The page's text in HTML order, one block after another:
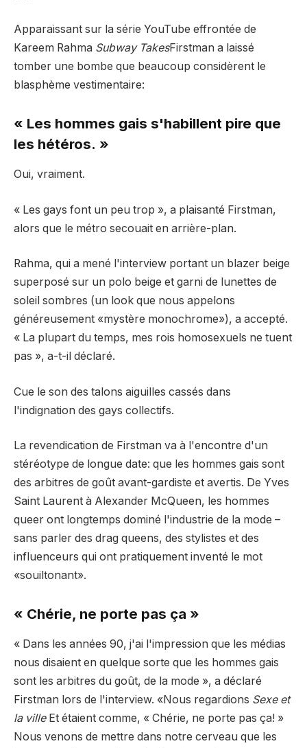
Apparaissant sur la série YouTube effrontée de
Kareem Rahma Subway TakesFirstman a laissé
tomber une bombe que beaucoup considèrent le
blasphème vestimentaire:
« Les hommes gais s'habillent pire que
les hétéros. »
Oui, vraiment.
« Les gays font un peu trop », a plaisanté Firstman,
alors que le métro secouait en arrière-plan.
Rahma, qui a mené l'interview portant un blazer beige
superposé sur un polo beige et garni de lunettes de
soleil sombres (un look que nous appelons
généreusement «mystère monochrome»), a accepté.
« La plupart du temps, mes rois homosexuels ne tuent
pas », a-t-il déclaré.
Cue le son des talons aiguilles cassés dans
l'indignation des gays collectifs.
La revendication de Firstman va à l'encontre d'un
stéréotype de longue date: que les hommes gais sont
des arbitres de goût avant-gardiste et avertis. De Yves
Saint Laurent à Alexander McQueen, les hommes
queer ont longtemps dominé l'industrie de la mode –
sans parler des drag queens, des stylistes et des
influenceurs qui ont pratiquement inventé le mot
«souiltonant».
« Chérie, ne porte pas ça »
« Dans les années 90, j'ai l'impression que les médias
nous disaient en quelque sorte que les hommes gais
sont les arbitres du goût, de la mode », a déclaré
Firstman lors de l'interview. «Nous regardions Sexe et
la villeEt étaient comme, « Chérie, ne porte pas ça! »
Nous venons de mettre dans notre cerveau que les